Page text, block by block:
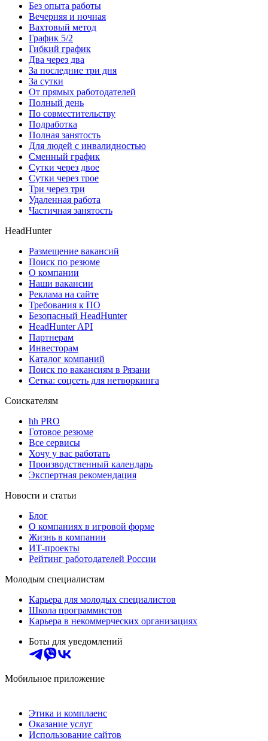
Без опыта работы
Вечерняя и ночная
Вахтовый метод
График 5/2
Гибкий график
Два через два
За последние три дня
За сутки
От прямых работодателей
Полный день
По совместительству
Подработка
Полная занятость
Для людей с инвалидностью
Сменный график
Сутки через двое
Сутки через трое
Три через три
Удаленная работа
Частичная занятость
HeadHunter
Размещение вакансий
Поиск по резюме
О компании
Наши вакансии
Реклама на сайте
Требования к ПО
Безопасный HeadHunter
HeadHunter API
Партнерам
Инвесторам
Каталог компаний
Поиск по вакансиям в Рязани
Сетка: соцсеть для нетворкинга
Соискателям
hh PRO
Готовое резюме
Все сервисы
Хочу у вас работать
Производственный календарь
Экспертная рекомендация
Новости и статьи
Блог
О компаниях в игровой форме
Жизнь в компании
ИТ-проекты
Рейтинг работодателей России
Молодым специалистам
Карьера для молодых специалистов
Школа программистов
Карьера в некоммерческих организациях
Боты для уведомлений
Мобильное приложение
Этика и комплаенс
Оказание услуг
Использование сайтов